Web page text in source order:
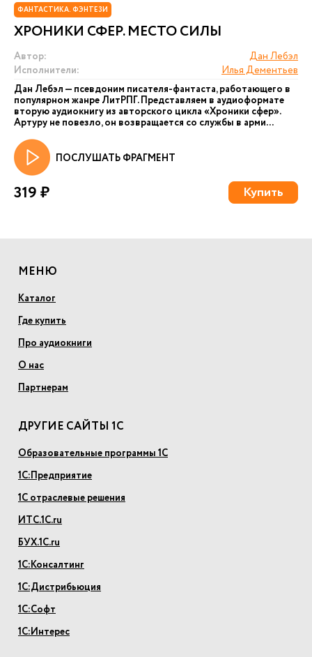
ФАНТАСТИКА. ФЭНТЕЗИ
ХРОНИКИ СФЕР. МЕСТО СИЛЫ
Автор:
Дан Лебэл
Исполнители:
Илья Дементьев
Дан Лебэл — псевдоним писателя-фантаста, работающего в
популярном жанре ЛитРПГ. Представляем в аудиоформате
вторую аудиокнигу из авторского цикла «Хроники сфер».
Артуру не повезло, он возвращается со службы в арми...
ПОСЛУШАТЬ ФРАГМЕНТ
319 ₽ Купить
МЕНЮ
Каталог
Где купить
Про аудиокниги
О нас
Партнерам
ДРУГИЕ САЙТЫ 1С
Образовательные программы 1С
1С:Предприятие
1С отраслевые решения
ИТС.1С.ru
БУХ.1С.ru
1С:Консалтинг
1С:Дистрибьюция
1С:Софт
1С:Интерес